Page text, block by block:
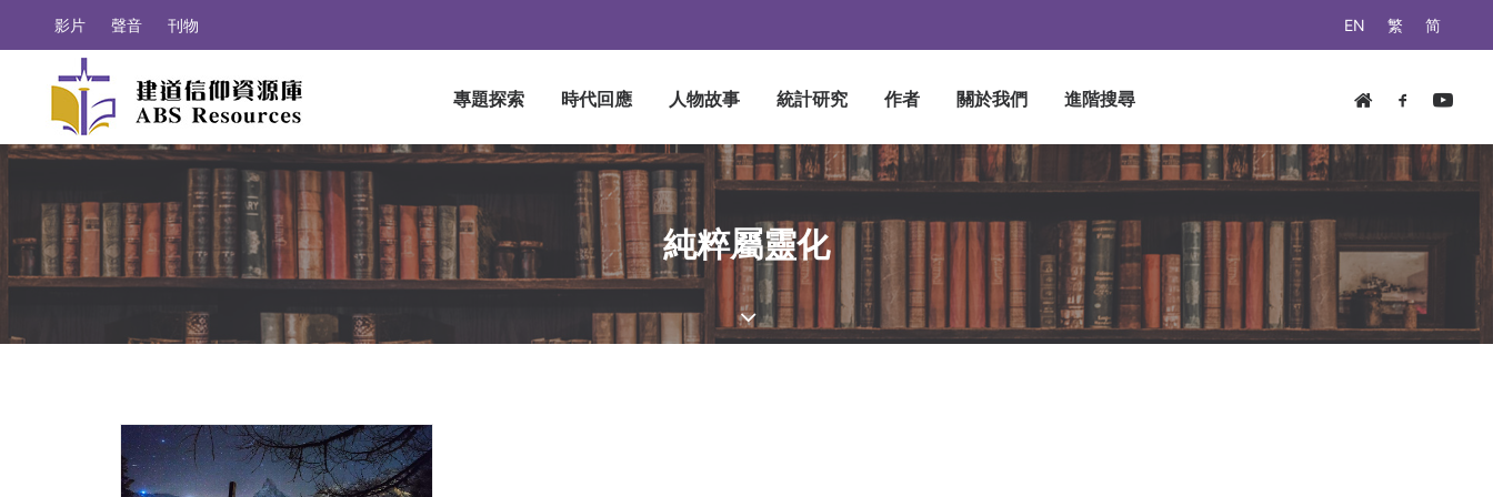
EN 繁 简
影片 聲音 刊物
專題探索 時代回應 人物故事 統計研究 作者 關於我們 進階搜尋
純粹屬靈化